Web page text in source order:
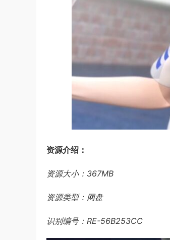
资源介绍：
资源大小：367MB
资源类型：网盘
识别编号： RE-56B253CC